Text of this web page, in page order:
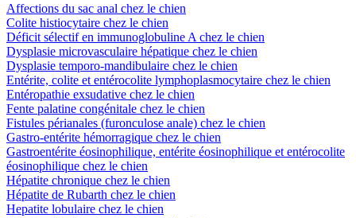
Affections du sac anal chez le chien
Colite histiocytaire chez le chien
Déficit sélectif en immunoglobuline A chez le chien
Dysplasie microvasculaire hépatique chez le chien
Dysplasie temporo-mandibulaire chez le chien
Entérite, colite et entérocolite lymphoplasmocytaire chez le chien
Entéropathie exsudative chez le chien
Fente palatine congénitale chez le chien
Fistules périanales (furonculose anale) chez le chien
Gastro-entérite hémorragique chez le chien
Gastroentérite éosinophilique, entérite éosinophilique et entérocolite
éosinophilique chez le chien
Hépatite chronique chez le chien
Hépatite de Rubarth chez le chien
Hepatite lobulaire chez le chien